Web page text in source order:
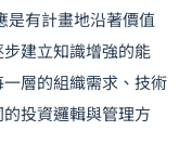
是有計畫地沿著價值
建立知識增強的能
層的組織需求、技術
投資邏輯與管理方